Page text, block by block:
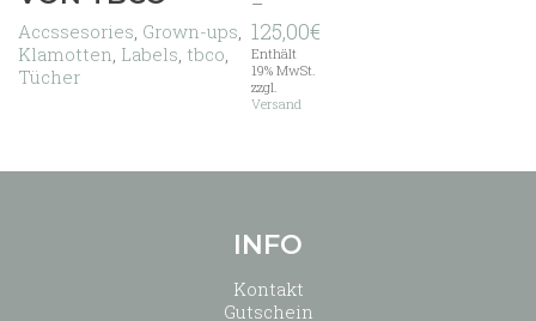
Varianten
auf.
Die
Optionen
Accssesories, Grown-ups,
Klamotten, Labels, tbco,
Tücher
125,00€
Enthält
19% MwSt.
zzgl.
Versand
INFO
Kontakt
Gutschein